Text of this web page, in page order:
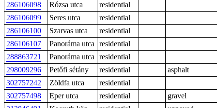
286106098 Rózsa utca
residential
286106099
Seres utca
residential
286106100
Szarvas utca
residential
286106107
Panoráma utca
residential
288863721
Panoráma utca
residential
298009296
Petőfi sétány residential
asphalt
302757242
Zöldfa utca
residential
302757498
Eper utca residential
gravel